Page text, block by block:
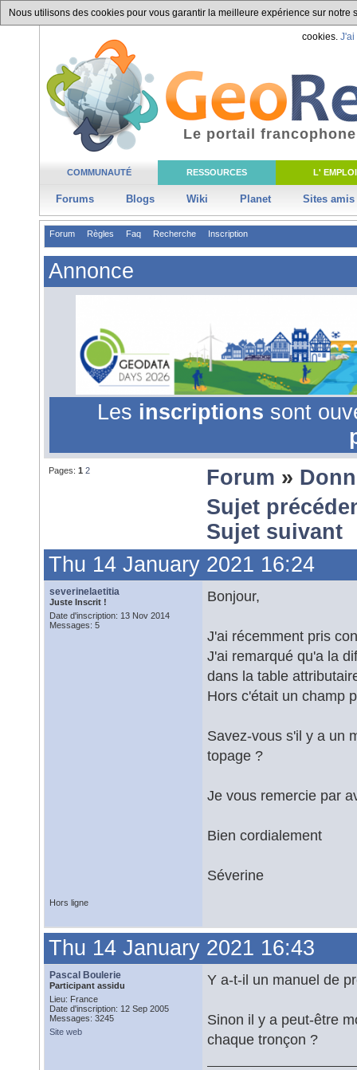
Nous utilisons des cookies pour vous garantir la meilleure expérience sur
cookies. J'ai
COMMUNAUTÉ RESSOURCES L' EMPLOI
Forums Blogs Wiki Planet Sites amis
Le portail
Forum Règles Faq Recherche Inscription
Annonce
Les inscriptions sont
Pages: 1 2 Forum »
Sujet
Sujet suivant
Thu 14 January 2021 16:24
severinelaetitia
Juste Inscrit !
Date d'inscription: 13 Nov 2014
Messages: 5
Bonjour,
J'ai récemment pris
J'ai remarqué qu'a la
dans la table
Hors c'était un champ
Savez-vous s'il y a un
topage ?
Je vous remercie par
Bien cordialement
Séverine
Hors ligne
Thu 14 January 2021 16:43
Pascal Boulerie
Participant assidu
Lieu: France
Date d'inscription: 12 Sep 2005
Messages: 3245
Site web
Y a-t-il un manuel de
Sinon il y a peut-être
chaque tronçon ?